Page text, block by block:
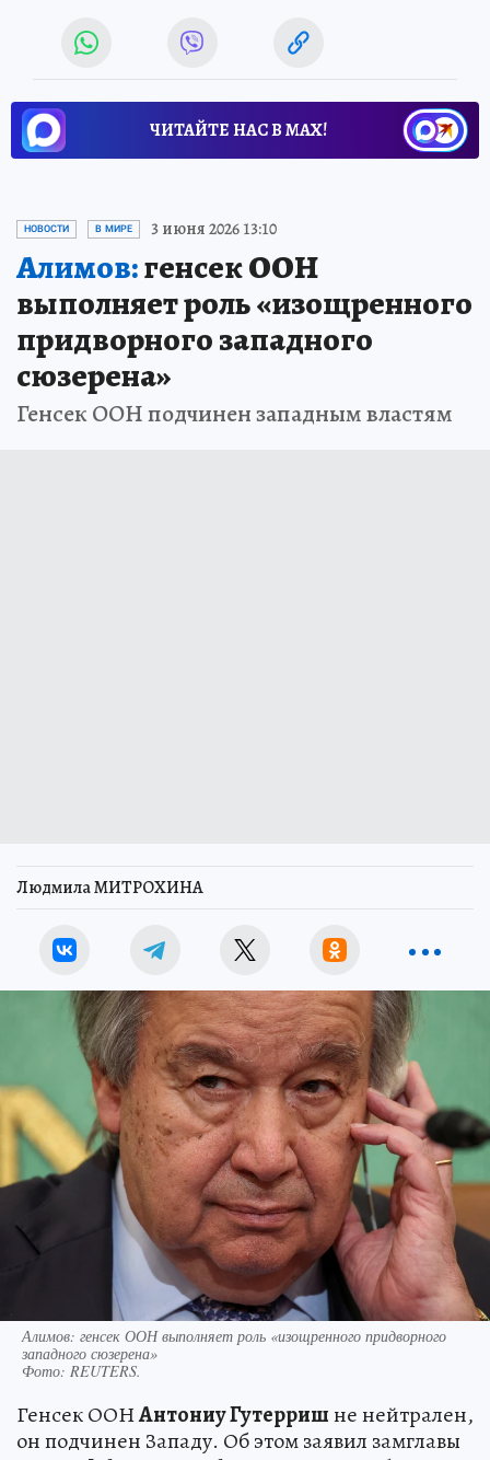
ЧИТАЙТЕ НАС В МАХ!
НОВОСТИ В МИРЕ 3 июня 2026 13:10
Алимов:генсек ООН
выполняет роль «изощренного
придворного западного
сюзерена»
Генсек ООН подчинен западным властям
Людмила МИТРОХИНА
Алимов: генсек ООН выполняет роль «изощренного придворного
западного сюзерена»
Фото: REUTERS.
Генсек ООНАнтониу Гутерришне нейтрален,
он подчинен Западу. Об этом заявил замглавы